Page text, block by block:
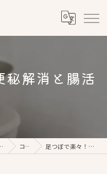
秘解消と腸活
コラム 足つぼで楽々！便秘解消と腸活法